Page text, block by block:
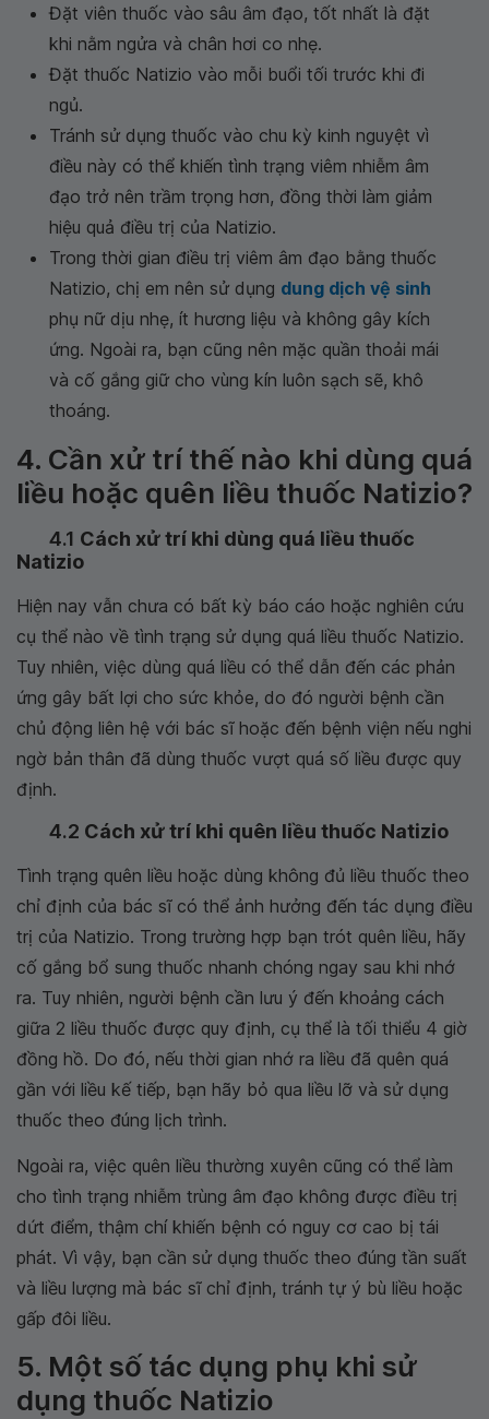
Đặt viên thuốc vào sâu âm đạo, tốt nhất là đặt
khi nằm ngửa và chân hơi co nhẹ.
Đặt thuốc Natizio vào mỗi buổi tối trước khi đi
ngủ.
Tránh sử dụng thuốc vào chu kỳ kinh nguyệt vì
điều này có thể khiến tình trạng viêm nhiễm âm
đạo trở nên trầm trọng hơn, đồng thời làm giảm
hiệu quả điều trị của Natizio.
Trong thời gian điều trị viêm âm đạo bằng thuốc
Natizio, chị em nên sử dụng dung dịch vệ sinh
phụ nữ dịu nhẹ, ít hương liệu và không gây kích
ứng. Ngoài ra, bạn cũng nên mặc quần thoải mái
và cố gắng giữ cho vùng kín luôn sạch sẽ, khô
thoáng.
4. Cần xử trí thế nào khi dùng quá
liều hoặc quên liều thuốc Natizio?
4.1 Cách xử trí khi dùng quá liều thuốc
Natizio
Hiện nay vẫn chưa có bất kỳ báo cáo hoặc nghiên cứu
cụ thể nào về tình trạng sử dụng quá liều thuốc Natizio.
Tuy nhiên, việc dùng quá liều có thể dẫn đến các phản
ứng gây bất lợi cho sức khỏe, do đó người bệnh cần
chủ động liên hệ với bác sĩ hoặc đến bệnh viện nếu nghi
ngờ bản thân đã dùng thuốc vượt quá số liều được quy
định.
4.2 Cách xử trí khi quên liều thuốc Natizio
Tình trạng quên liều hoặc dùng không đủ liều thuốc theo
chỉ định của bác sĩ có thể ảnh hưởng đến tác dụng điều
trị của Natizio. Trong trường hợp bạn trót quên liều, hãy
cố gắng bổ sung thuốc nhanh chóng ngay sau khi nhớ
ra. Tuy nhiên, người bệnh cần lưu ý đến khoảng cách
giữa 2 liều thuốc được quy định, cụ thể là tối thiểu 4 giờ
đồng hồ. Do đó, nếu thời gian nhớ ra liều đã quên quá
gần với liều kế tiếp, bạn hãy bỏ qua liều lỡ và sử dụng
thuốc theo đúng lịch trình.
Ngoài ra, việc quên liều thường xuyên cũng có thể làm
cho tình trạng nhiễm trùng âm đạo không được điều trị
dứt điểm, thậm chí khiến bệnh có nguy cơ cao bị tái
phát. Vì vậy, bạn cần sử dụng thuốc theo đúng tần suất
và liều lượng mà bác sĩ chỉ định, tránh tự ý bù liều hoặc
gấp đôi liều.
5. Một số tác dụng phụ khi sử
dụng thuốc Natizio